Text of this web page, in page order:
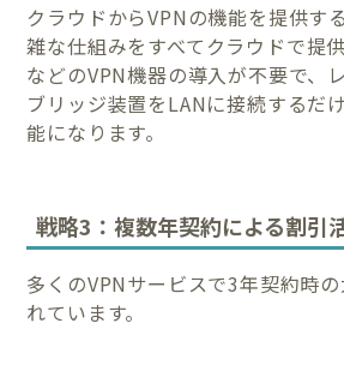
クラウドからVPNの機能を提供す
雑な仕組みをすべてクラウドで提
などのVPN機器の導入が不要で、
ブリッジ装置をLANに接続するだ
能になります。
戦略3：複数年契約による割引
多くのVPNサービスで3年契約時
れています。